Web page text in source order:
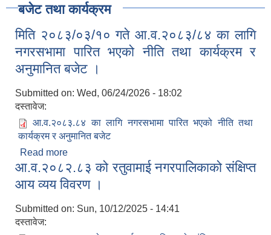
बजेट तथा कार्यक्रम
मिति २०८३/०३/१० गते आ.व.२०८३/८४ का लागि
नगरसभामा पारित भएको नीति तथा कार्यक्रम र
अनुमानित बजेट ।
Submitted on: Wed, 06/24/2026 - 18:02
दस्तावेज:
आ.व.२०८३.८४ का लागि नगरसभामा पारित भएको नीति तथा
कार्यक्रम र अनुमानित बजेट
Read more
नगरसभामा पारित भएको नीति तथा कार्यक्रम र अनुमानित
बजेट ।
आ.व.२०८२.८३ को रतुवामाई नगरपालिकाको संक्षिप्त
आय व्यय विवरण ।
Submitted on: Sun, 10/12/2025 - 14:41
दस्तावेज: